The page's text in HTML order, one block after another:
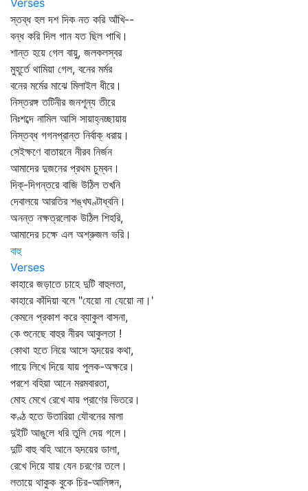
Verses
স্তব্ধ হল দশ দিক নত করি আঁখি--
বন্ধ করি দিল গান যত ছিল পাখি।
শান্ত হয়ে গেল বায়ু, জলকলস্বর
মুহূর্তে থামিয়া গেল, বনের মর্মর
বনের মর্মের মাঝে মিলাইল ধীরে।
নিস্তরঙ্গ তটিনীর জনশূন্য তীরে
নিঃশব্দে নামিল আসি সায়াহ্নচ্ছায়ায়
নিস্তব্ধ গগনপ্রান্ত নির্বাক্‌ ধরায়।
সেইক্ষণে বাতায়নে নীরব নির্জন
আমাদের দুজনের প্রথম চুম্বন।
দিক্‌-দিগন্তরে বাজি উঠিল তখনি
দেবালয়ে আরতির শঙ্খঘণ্টাধ্বনি।
অনন্ত নক্ষত্রলোক উঠিল শিহরি,
আমাদের চক্ষে এল অশ্রুজল ভরি।
বাহু
Verses
কাহারে জড়াতে চাহে দুটি বাহুলতা,
কাহারে কাঁদিয়া বলে "যেয়ো না যেয়ো না।'
কেমনে প্রকাশ করে ব্যাকুল বাসনা,
কে শুনেছে বাহুর নীরব আকুলতা !
কোথা হতে নিয়ে আসে হৃদয়ের কথা,
গায়ে লিখে দিয়ে যায় পুলক-অক্ষরে।
পরশে বহিয়া আনে মরমবারতা,
মোহ মেখে রেখে যায় প্রাণের ভিতরে।
কণ্ঠ হতে উতারিয়া যৌবনের মালা
দুইটি আঙুলে ধরি তুলি দেয় গলে।
দুটি বাহু বহি আনে হৃদয়ের ডালা,
রেখে দিয়ে যায় যেন চরণের তলে।
লতায়ে থাকুক বুকে চির-আলিঙ্গন,